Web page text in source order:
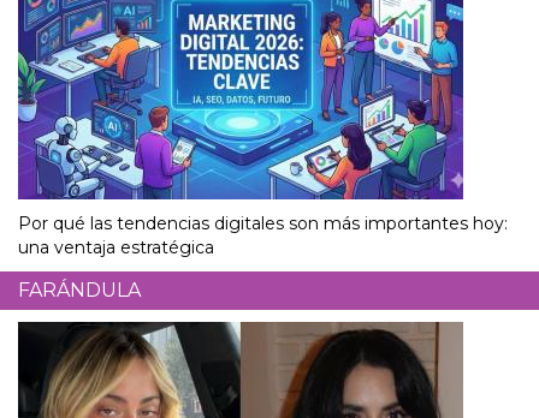
Por qué las tendencias digitales son más importantes hoy:
una ventaja estratégica
FARÁNDULA